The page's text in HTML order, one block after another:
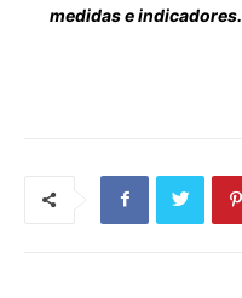
medidas e indicadores.